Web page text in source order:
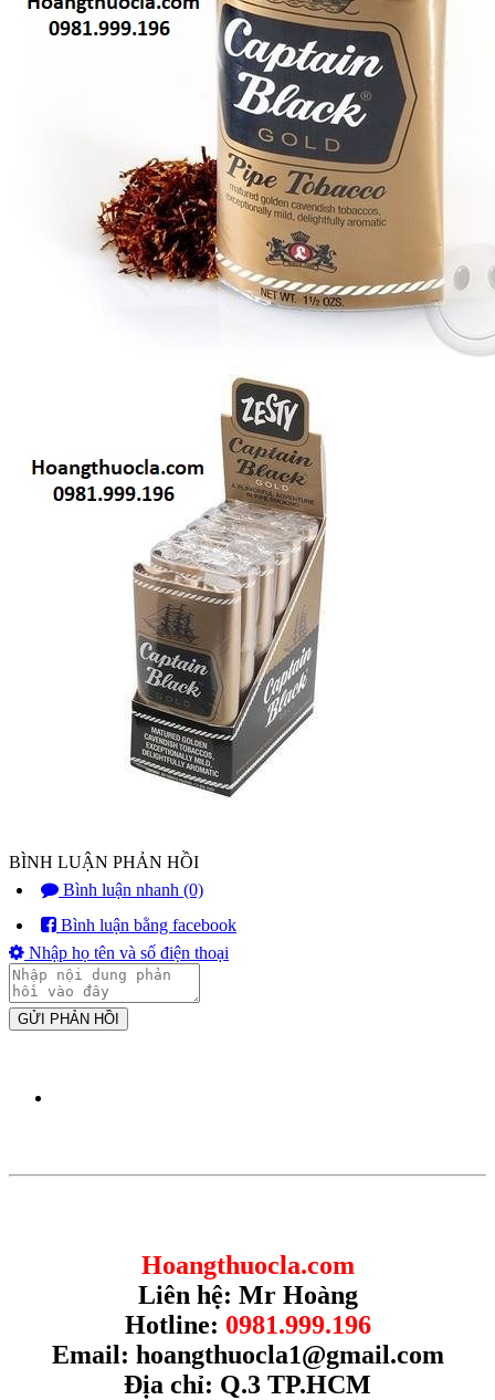
BÌNH LUẬN PHẢN HỒI
Bình luận nhanh (0)
Bình luận bằng facebook
Nhập họ tên và số điện thoại
GỬI PHẢN HỒI
Hoangthuocla.com
Liên hệ: Mr Hoàng
Hotline: 0981.999.196
Email: hoangthuocla1@gmail.com
Địa chỉ: Q.3 TP.HCM